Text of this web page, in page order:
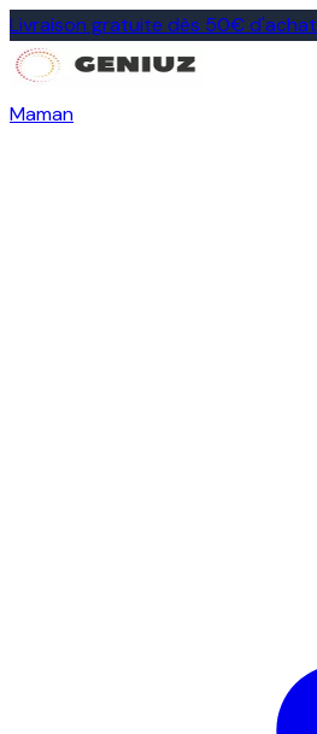
Livraison gratuite dès 50€ d'achat
Maman